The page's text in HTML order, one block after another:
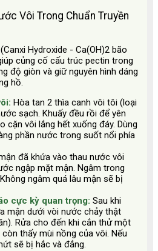
Vôi Trong Chuẩn Truyền
Hydroxide - Ca(OH)2 bão
củng cố cấu trúc pectin trong
độ giòn và giữ nguyên hình dáng
hồ.
Hòa tan 2 thìa canh vôi tôi (loại
sạch. Khuấy đều rồi để yên
cặn vôi lắng hết xuống đáy. Dùng
phần nước trong suốt nổi phía
đã khứa vào thau nước vôi
ngập mặt mận. Ngâm trong
ngâm quá lâu mận sẽ bị
cực kỳ quan trọng: Sau khi
mận dưới vòi nước chảy thật
Rửa cho đến khi cắn thử một
thấy mùi nồng của vôi. Nếu
sẽ bị hắc và đắng.